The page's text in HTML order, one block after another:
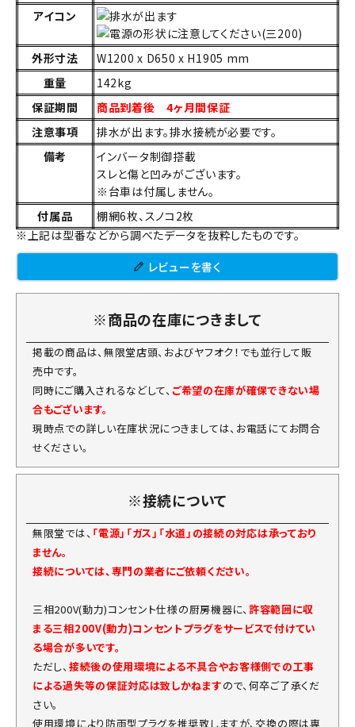
アイコン
外形寸法
W1200 x D650 x H1905 mm
重量
142kg
保証期間
商品到着後 4ヶ月間保証
注意事項
排水が出ます。排水接続が必要です。
備考
インバータ制御搭載
スレと傷と凹みがございます。
※台車は付属しません。
付属品
棚網6枚、スノコ2枚
※上記は型番などから調べたデータを抜粋したものです。
レビューを書く
※商品の在庫につきまして
掲載の商品は、無限堂店頭、およびヤフオク！でも並行して販
売中です。
同時にご購入されるなどして、 ご希望の在庫が確保できない場
合もございます。
現時点での詳しい在庫状況につきましては、お電話にてお問合
せください。
※接続について
無限堂では、 「電源」「ガス」「水道」の接続の対応は承っており
ません。
接続については、専門の業者にご依頼ください。
三相200V(動力)コンセント仕様の厨房機器に、 許容範囲に収
まる三相200V(動力)コンセントプラグをサービスで付けてい
る場合が多いです。
ただし、 接続後の使用環境による不具合やお客様側での工事
による過失等の保証対応は致しかねますので、何卒ご了承くだ
さい。
使用環境により防雨型プラグを推奨致しますが、交換の際は専